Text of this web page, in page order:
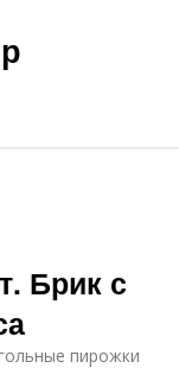
Брик с
пирожки